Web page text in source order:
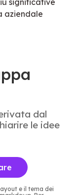
aziendale
dal
le idee
e il tema dei